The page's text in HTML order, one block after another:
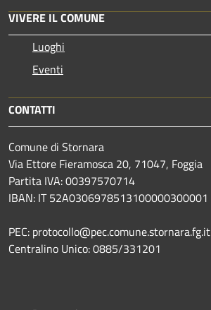
VIVERE IL COMUNE
Luoghi
Eventi
CONTATTI
Comune di Stornara
Via Ettore Fieramosca 20, 71047, Foggia
Partita IVA: 00397570714
IBAN: IT 52A0306978513100000300001
PEC: protocollo@pec.comune.stornara.fg.it
Centralino Unico: 0885/331201